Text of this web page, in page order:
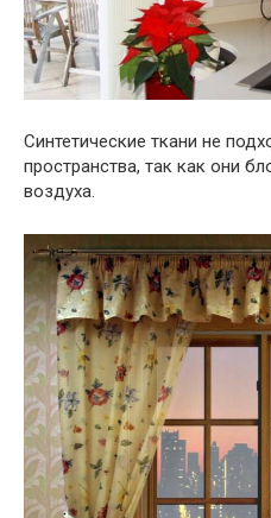
Синтетические ткани не
пространства, так как они
воздуха.